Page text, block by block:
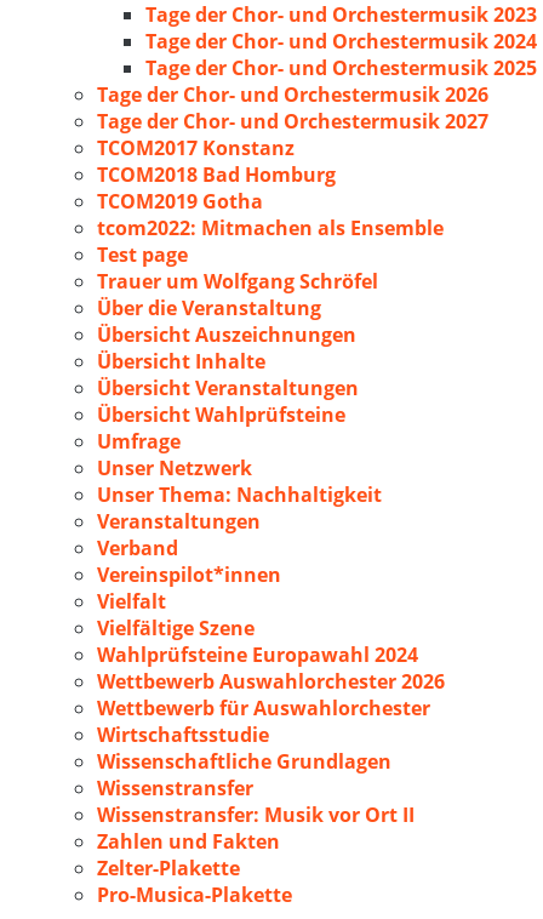
Tage der Chor- und Orchestermusik 2023
Tage der Chor- und Orchestermusik 2024
Tage der Chor- und Orchestermusik 2025
Tage der Chor- und Orchestermusik 2026
Tage der Chor- und Orchestermusik 2027
TCOM2017 Konstanz
TCOM2018 Bad Homburg
TCOM2019 Gotha
tcom2022: Mitmachen als Ensemble
Test page
Trauer um Wolfgang Schröfel
Über die Veranstaltung
Übersicht Auszeichnungen
Übersicht Inhalte
Übersicht Veranstaltungen
Übersicht Wahlprüfsteine
Umfrage
Unser Netzwerk
Unser Thema: Nachhaltigkeit
Veranstaltungen
Verband
Vereinspilot*innen
Vielfalt
Vielfältige Szene
Wahlprüfsteine Europawahl 2024
Wettbewerb Auswahlorchester 2026
Wettbewerb für Auswahlorchester
Wirtschaftsstudie
Wissenschaftliche Grundlagen
Wissenstransfer
Wissenstransfer: Musik vor Ort II
Zahlen und Fakten
Zelter-Plakette
Pro-Musica-Plakette